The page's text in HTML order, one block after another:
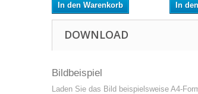
In den Warenkorb In
DOWNLOAD
Bildbeispiel
Laden Sie das Bild beispielsweise A4-